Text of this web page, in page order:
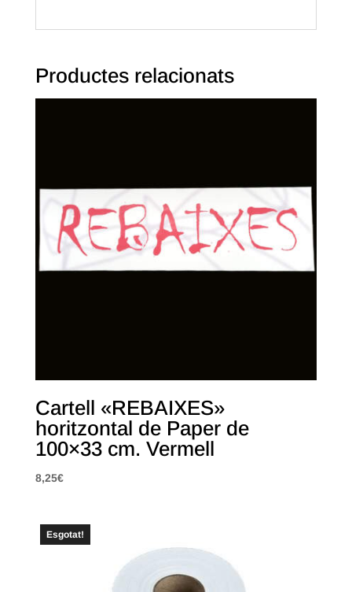
Productes relacionats
Cartell «REBAIXES»
horitzontal de Paper de
100×33 cm. Vermell
8,25€
Esgotat!